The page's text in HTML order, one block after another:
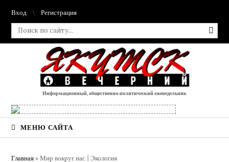
Вход Регистрация
Информационный, общественно-политический еженедельник
МЕНЮ САЙТА
Главная »Мир вокруг нас | Экология